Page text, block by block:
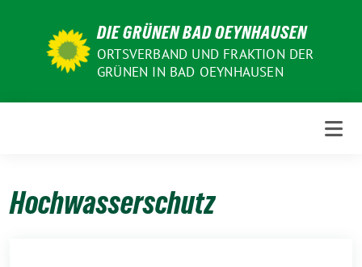
DIE GRÜNEN BAD OEYNHAUSEN
ORTSVERBAND UND FRAKTION DER
GRÜNEN IN BAD OEYNHAUSEN
Hochwasserschutz